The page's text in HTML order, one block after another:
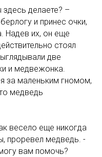
здесь делаете? –
и принес очки,
Надев их, он еще
стоял
две
и медвежонка.
за маленьким гномом,
медведь
весело еще никогда
проревел медведь. -
вам помочь?